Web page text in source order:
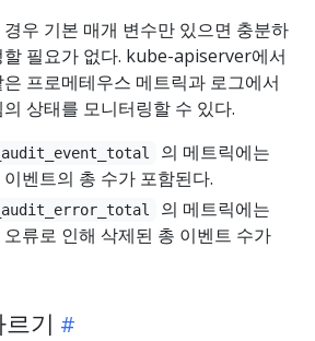
우 기본 매개 변수만 있으면 충분하
할 필요가 없다. kube-apiserver에서
프로메테우스 메트릭과 로그에서
상태를 모니터링할 수 있다.
의 메트릭에는
벤트의 총 수가 포함된다.
의 메트릭에는
류로 인해 삭제된 총 이벤트 수가
기